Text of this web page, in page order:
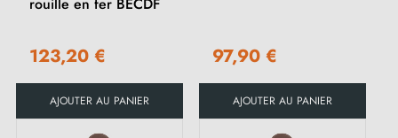
123,20 €
AJOUTER AU PANIER
97,90 €
AJOUTER AU PANIER